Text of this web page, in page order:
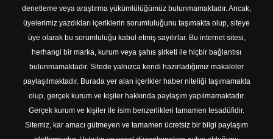
denetleme veya araştırma yükümlülüğümüz bulunmamaktadır. Ancak,
üyelerimiz yazdıkları içeriklerin sorumluluğunu taşımakta olup, siteye
üye olarak bu sorumluluğu kabul etmiş sayılırlar. Bu internet sitesi,
herhangi bir marka, kurum veya şahıs şirketi ile hiçbir bağlantısı
bulunmamaktadır. Sitede yalnızca kendi hazırladığımız makaleler
paylaşılmaktadır. Burada yer alan içerikler haber niteliği taşımamakta
olup, gerçek kurum ve kişiler hakkında paylaşım yapılmamaktadır.
Gerçek kurum ve kişiler ile isim benzerlikleri tamamen tesadüfidir.
Sitemiz, kar amacı gütmeyen ve tamamen ücretsiz bir bilgi paylaşım